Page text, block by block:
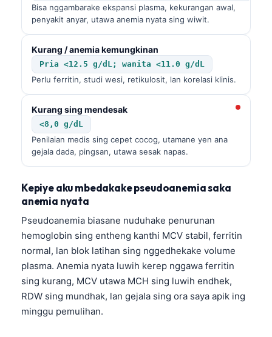
Bisa nggambarake ekspansi plasma, kekurangan awal,
penyakit anyar, utawa anemia nyata sing wiwit.
Kurang / anemia kemungkinan
Pria <12.5 g/dL; wanita <11.0 g/dL
Perlu ferritin, studi wesi, retikulosit, lan korelasi klinis.
Kurang sing mendesak
<8,0 g/dL
Penilaian medis sing cepet cocog, utamane yen ana
gejala dada, pingsan, utawa sesak napas.
Kepiye aku mbedakake pseudoanemia saka
anemia nyata
Pseudoanemia biasane nuduhake penurunan
hemoglobin sing entheng kanthi MCV stabil, ferritin
normal, lan blok latihan sing nggedhekake volume
plasma. Anemia nyata luwih kerep nggawa ferritin
sing kurang, MCV utawa MCH sing luwih endhek,
RDW sing mundhak, lan gejala sing ora saya apik ing
minggu pemulihan.